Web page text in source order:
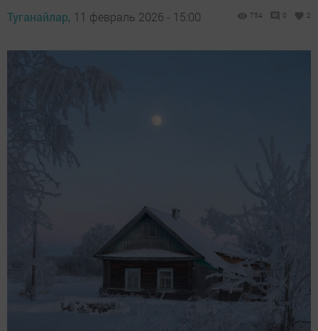
Туганайлар, 11 февраль 2026 - 15:00 754 0 2